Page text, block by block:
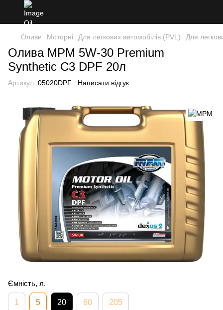
Оливи Моторні Для легкових автомобілів (PVL) Для
Олива MPM 5W-30 Premium
Synthetic C3 DPF 20л
Артикул: 05020DPF Написати відгук
Ємність, л.
1 5 20 60 205